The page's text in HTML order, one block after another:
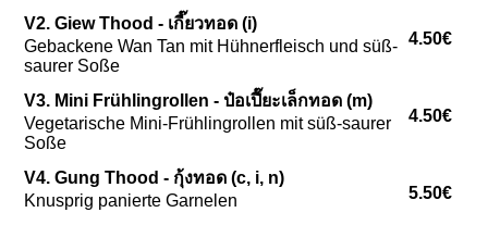
V2. Giew Thood - เกี๊ยวทอด (i)
Gebackene Wan Tan mit Hühnerfleisch und süß-
saurer Soße
4.50€
V3. Mini Frühlingrollen - ป๋อเปี๊ยะเล็กทอด (m)
Vegetarische Mini-Frühlingrollen mit süß-saurer
Soße
4.50€
V4. Gung Thood - กุ้งทอด (c, i, n)
Knusprig panierte Garnelen
5.50€